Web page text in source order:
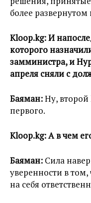
более
Kloop.kg:И
которого
замминистра, и
апреля сняли с
Баяман:Ну,
первого.
Kloop.kg: А в чем
Баяман: Сила
уверенности в
на себя